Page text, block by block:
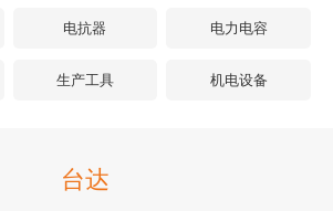
电抗器 电力电容
生产工具 机电设备
台达